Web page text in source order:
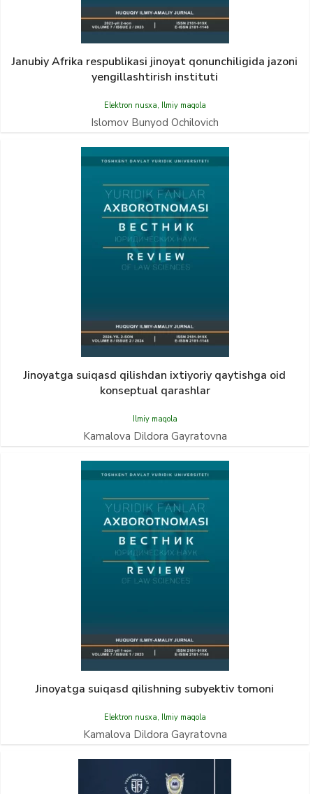
Janubiy Afrika respublikasi jinoyat qonunchiligida jazoni
yengillashtirish instituti
Elektron nusxa, Ilmiy maqola
Islomov Bunyod Ochilovich
Jinoyatga suiqasd qilishdan ixtiyoriy qaytishga oid
konseptual qarashlar
Ilmiy maqola
Kamalova Dildora Gayratovna
Jinoyatga suiqasd qilishning subyektiv tomoni
Elektron nusxa, Ilmiy maqola
Kamalova Dildora Gayratovna